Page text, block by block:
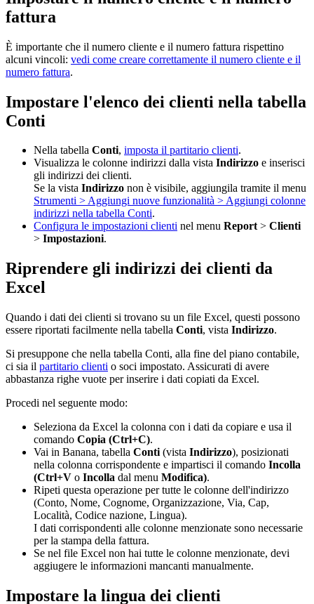
fattura
È importante che il numero cliente e il numero fattura rispettino
alcuni vincoli: vedi come creare correttamente il numero cliente e il
numero fattura.
Impostare l'elenco dei clienti nella tabella
Conti
Nella tabella Conti, imposta il partitario clienti.
Visualizza le colonne indirizzi dalla vista Indirizzo e inserisci
gli indirizzi dei clienti.
Se la vista Indirizzo non è visibile, aggiungila tramite il menu
Strumenti > Aggiungi nuove funzionalità > Aggiungi colonne
indirizzi nella tabella Conti.
Configura le impostazioni clienti nel menu Report> Clienti
> Impostazioni.
Riprendere gli indirizzi dei clienti da
Excel
Quando i dati dei clienti si trovano su un file Excel, questi possono
essere riportati facilmente nella tabella Conti, vista Indirizzo.
Si presuppone che nella tabella Conti, alla fine del piano contabile,
ci sia il partitario clienti o soci impostato. Assicurati di avere
abbastanza righe vuote per inserire i dati copiati da Excel.
Procedi nel seguente modo:
Seleziona da Excel la colonna con i dati da copiare e usa il
comando Copia (Ctrl+C).
Vai in Banana, tabella Conti (vista Indirizzo), posizionati
nella colonna corrispondente e impartisci il comando Incolla
(Ctrl+V o Incolla dal menu Modifica).
Ripeti questa operazione per tutte le colonne dell'indirizzo
(Conto, Nome, Cognome, Organizzazione, Via, Cap,
Località, Codice nazione, Lingua).
I dati corrispondenti alle colonne menzionate sono necessarie
per la stampa della fattura.
Se nel file Excel non hai tutte le colonne menzionate, devi
aggiugere le informazioni mancanti manualmente.
Impostare la lingua dei clienti